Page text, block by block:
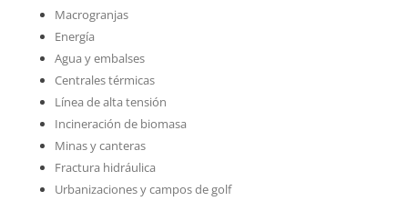
Macrogranjas
Energía
Agua y embalses
Centrales térmicas
Línea de alta tensión
Incineración de biomasa
Minas y canteras
Fractura hidráulica
Urbanizaciones y campos de golf